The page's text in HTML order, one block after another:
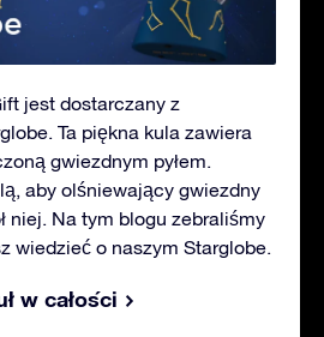
jest dostarczany z
Ta piękna kula zawiera
gwiezdnym pyłem.
aby olśniewający gwiezdny
niej. Na tym blogu zebraliśmy
wiedzieć o naszym Starglobe.
w całości